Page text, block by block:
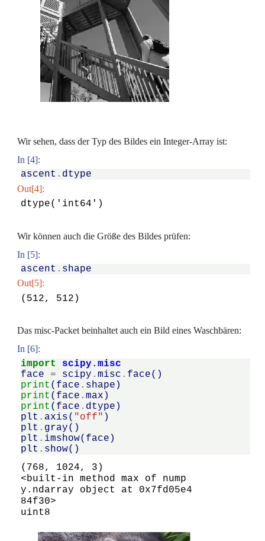
Wir sehen, dass der Typ des Bildes ein Integer-Array ist:
In [4]:
ascent . dtype
Out[4]:
dtype('int64')
Wir können auch die Größe des Bildes prüfen:
In [5]:
ascent . shape
Out[5]:
(512, 512)
Das misc-Packet beinhaltet auch ein Bild eines Waschbären:
In [6]:
import
scipy.misc
face
= scipy .misc . face()
print ( face . shape )
print ( face .max )
print ( face . dtype )
plt . axis( "off" )
plt . gray()
plt . imshow( face )
plt . show()
(768, 1024, 3)
<built-in method max of nump
y.ndarray object at 0x7fd05e4
84f30>